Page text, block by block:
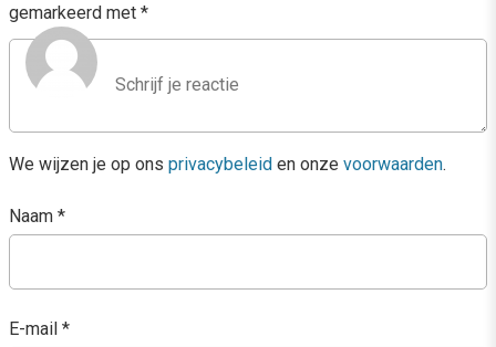
gemarkeerd met *
We wijzen je op ons privacybeleid en onze voorwaarden.
Naam *
E-mail *